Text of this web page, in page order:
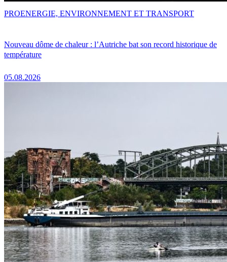
Nouveau dôme de chaleur : l’Autriche bat son record historique de
température
05.08.2026
PROENERGIE, ENVIRONNEMENT ET TRANSPORT